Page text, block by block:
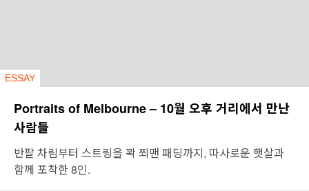
ESSAY
Portraits of Melbourne – 10월 오후 거리에서 만난
사람들
반팔 차림부터 스트링을 꽉 쬐맨 패딩까지, 따사로운 햇살과
함께 포착한 8인.